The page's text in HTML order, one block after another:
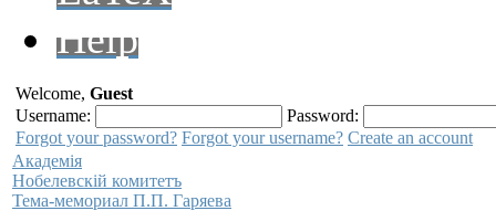
Help
Welcome, Guest
Username:
Password:
Forgot your password? Forgot your username? Create an account
Академiя
Нобелевскiй комитетъ
Тема-мемориал П.П. Гаряева